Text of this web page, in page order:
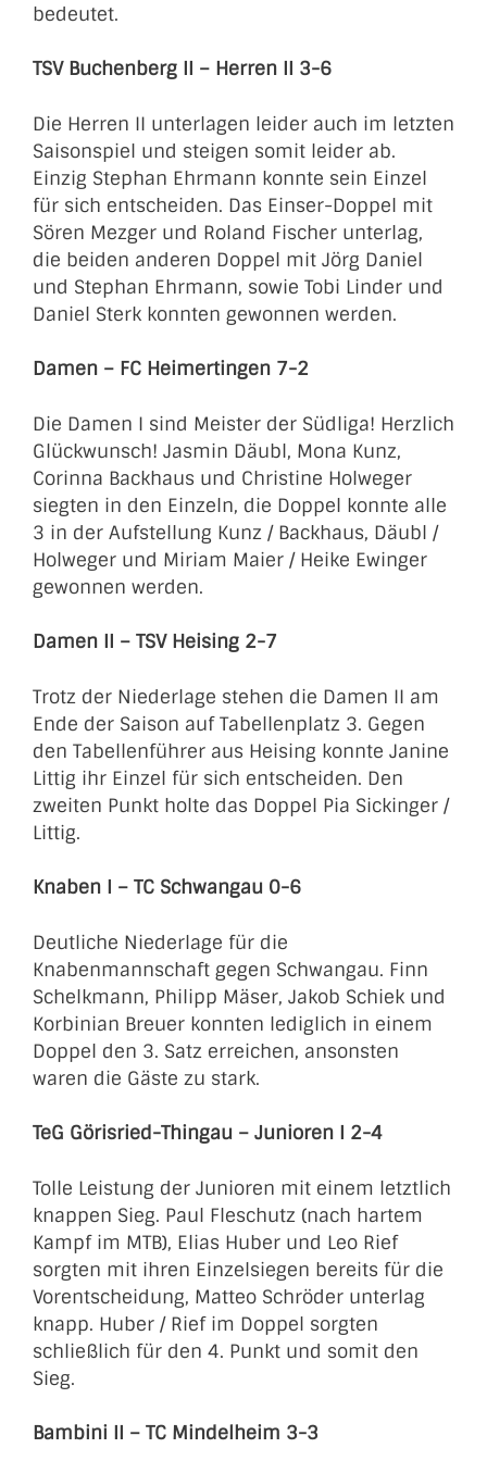
bedeutet.
TSV Buchenberg II – Herren II 3-6
Die Herren II unterlagen leider auch im letzten
Saisonspiel und steigen somit leider ab.
Einzig Stephan Ehrmann konnte sein Einzel
für sich entscheiden. Das Einser-Doppel mit
Sören Mezger und Roland Fischer unterlag,
die beiden anderen Doppel mit Jörg Daniel
und Stephan Ehrmann, sowie Tobi Linder und
Daniel Sterk konnten gewonnen werden.
Damen – FC Heimertingen 7-2
Die Damen I sind Meister der Südliga! Herzlich
Glückwunsch! Jasmin Däubl, Mona Kunz,
Corinna Backhaus und Christine Holweger
siegten in den Einzeln, die Doppel konnte alle
3 in der Aufstellung Kunz / Backhaus, Däubl /
Holweger und Miriam Maier / Heike Ewinger
gewonnen werden.
Damen II – TSV Heising 2-7
Trotz der Niederlage stehen die Damen II am
Ende der Saison auf Tabellenplatz 3. Gegen
den Tabellenführer aus Heising konnte Janine
Littig ihr Einzel für sich entscheiden. Den
zweiten Punkt holte das Doppel Pia Sickinger /
Littig.
Knaben I – TC Schwangau 0-6
Deutliche Niederlage für die
Knabenmannschaft gegen Schwangau. Finn
Schelkmann, Philipp Mäser, Jakob Schiek und
Korbinian Breuer konnten lediglich in einem
Doppel den 3. Satz erreichen, ansonsten
waren die Gäste zu stark.
TeG Görisried-Thingau – Junioren I 2-4
Tolle Leistung der Junioren mit einem letztlich
knappen Sieg. Paul Fleschutz (nach hartem
Kampf im MTB), Elias Huber und Leo Rief
sorgten mit ihren Einzelsiegen bereits für die
Vorentscheidung, Matteo Schröder unterlag
knapp. Huber / Rief im Doppel sorgten
schließlich für den 4. Punkt und somit den
Sieg.
Bambini II – TC Mindelheim 3-3